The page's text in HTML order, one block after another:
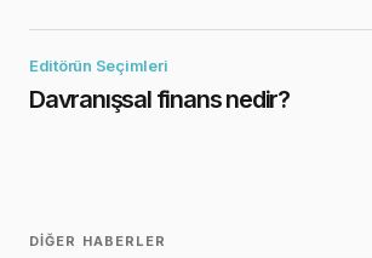
Editörün Seçimleri
Davranışsal finans nedir?
DIĞER HABERLER